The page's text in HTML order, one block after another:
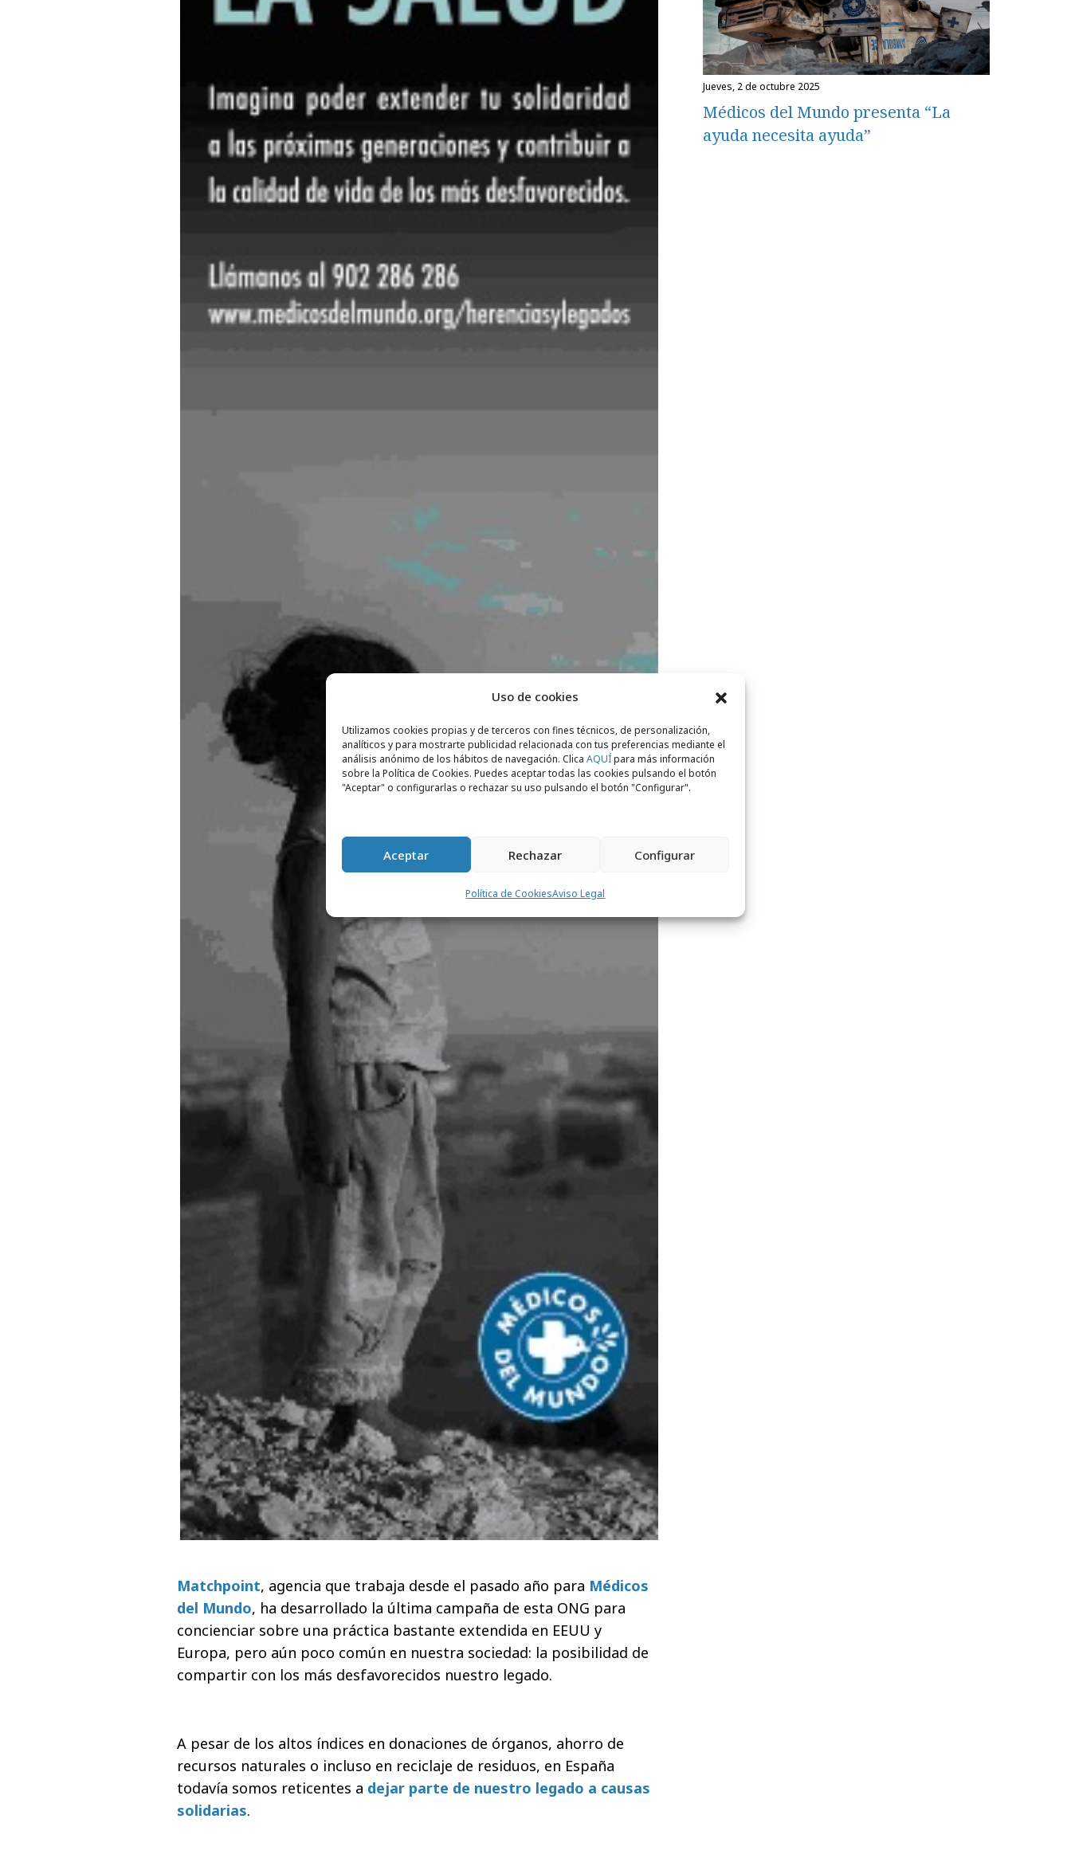
Uso de cookies
Utilizamos cookies propias y de terceros con fines técnicos, de personalización,
analíticos y para mostrarte publicidad relacionada con tus preferencias mediante el
análisis anónimo de los hábitos de navegación. Clica AQUÍpara más información
sobre la Política de Cookies. Puedes aceptar todas las cookies pulsando el botón
"Aceptar" o configurarlas o rechazar su uso pulsando el botón "Configurar".
Aceptar Rechazar Configurar
Política de CookiesAviso Legal
Matchpoint, agencia que trabaja desde el pasado año para Médicos
del Mundo, ha desarrollado la última campaña de esta ONG para
concienciar sobre una práctica bastante extendida en EEUU y
Europa, pero aún poco común en nuestra sociedad: la posibilidad de
compartir con los más desfavorecidos nuestro legado.
A pesar de los altos índices en donaciones de órganos, ahorro de
recursos naturales o incluso en reciclaje de residuos, en España
todavía somos reticentes a dejar parte de nuestro legado a causas
solidarias.
jueves, 2 de octubre 2025
Médicos del Mundo presenta “La
ayuda necesita ayuda”